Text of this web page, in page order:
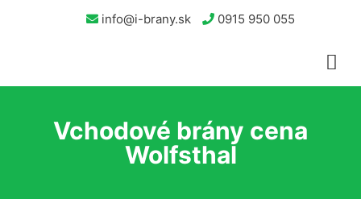
info@i-brany.sk 0915 950 055
Vchodové brány cena
Wolfsthal